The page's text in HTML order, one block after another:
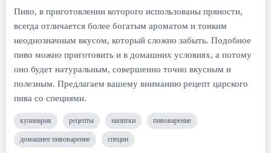
Пиво, в приготовлении которого использованы пряности,
всегда отличается более богатым ароматом и тонким
неоднозначным вкусом, который сложно забыть. Подобное
пиво можно приготовить и в домашних условиях, а потому
оно будет натуральным, совершенно точно вкусным и
полезным. Предлагаем вашему вниманию рецепт царского
пива со специями.
кулинария рецепты напитки пивоварение
домашнее пивоварение специи